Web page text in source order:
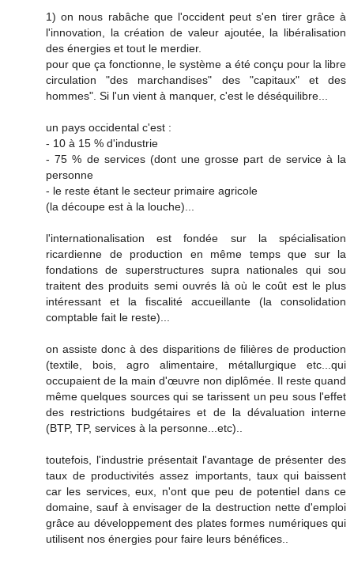
1) on nous rabâche que l'occident peut s'en tirer grâce à
l'innovation, la création de valeur ajoutée, la libéralisation
des énergies et tout le merdier.
pour que ça fonctionne, le système a été conçu pour la libre
circulation "des marchandises" des "capitaux" et des
hommes". Si l'un vient à manquer, c'est le déséquilibre...
un pays occidental c'est :
- 10 à 15 % d'industrie
- 75 % de services (dont une grosse part de service à la
personne
- le reste étant le secteur primaire agricole
(la découpe est à la louche)...
l'internationalisation est fondée sur la spécialisation
ricardienne de production en même temps que sur la
fondations de superstructures supra nationales qui sou
traitent des produits semi ouvrés là où le coût est le plus
intéressant et la fiscalité accueillante (la consolidation
comptable fait le reste)...
on assiste donc à des disparitions de filières de production
(textile, bois, agro alimentaire, métallurgique etc...qui
occupaient de la main d'œuvre non diplômée. Il reste quand
même quelques sources qui se tarissent un peu sous l'effet
des restrictions budgétaires et de la dévaluation interne
(BTP, TP, services à la personne...etc)..
toutefois, l'industrie présentait l'avantage de présenter des
taux de productivités assez importants, taux qui baissent
car les services, eux, n'ont que peu de potentiel dans ce
domaine, sauf à envisager de la destruction nette d'emploi
grâce au développement des plates formes numériques qui
utilisent nos énergies pour faire leurs bénéfices..